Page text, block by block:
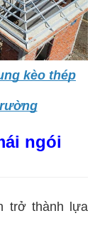
kèo thép
ngói
trở thành lựa